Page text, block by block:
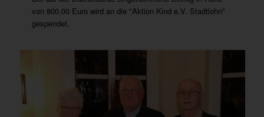
von 800,00 Euro wird an die "Aktion Kind e.V. Stadtlohn"
gespendet.